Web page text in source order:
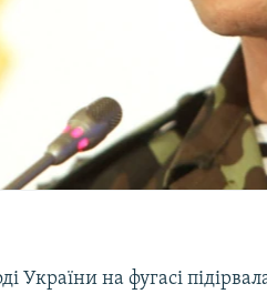
України на фугасі